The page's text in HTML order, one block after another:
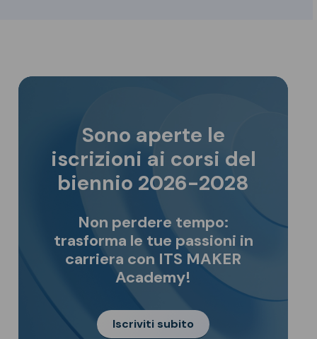
Sono aperte le
iscrizioni ai corsi del
biennio 2026-2028
Non perdere tempo:
trasforma le tue passioni in
carriera con ITS MAKER
Academy!
Iscriviti subito